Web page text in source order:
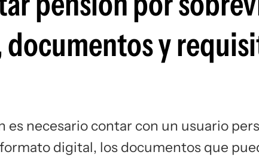
documentos y
es necesario contar con un usuario
digital, los documentos que